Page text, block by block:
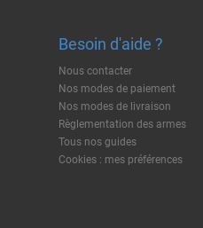
Besoin d'aide ?
Nous contacter
Nos modes de paiement
Nos modes de livraison
Règlementation des armes
Tous nos guides
Cookies : mes préférences